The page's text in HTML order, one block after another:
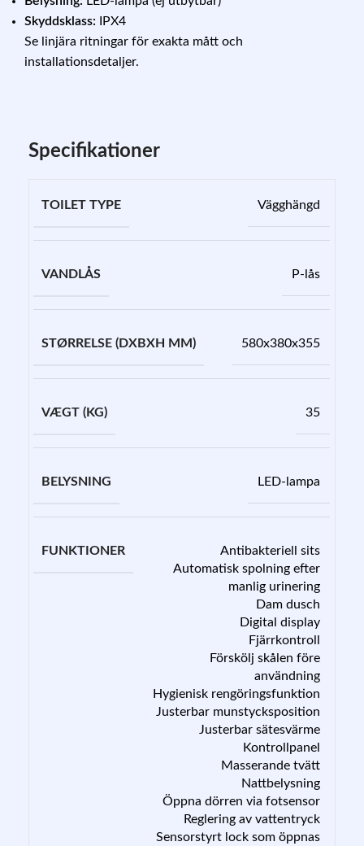
Skyddsklass: IPX4
Se linjära ritningar för exakta mått och
installationsdetaljer.
Specifikationer
TOILET TYPE Vägghängd
VANDLÅS P-lås
STØRRELSE (DXBXH MM) 580x380x355
VÆGT (KG) 35
BELYSNING LED-lampa
FUNKTIONER
Antibakteriell sits
Automatisk spolning efter
manlig urinering
Dam dusch
Digital display
Fjärrkontroll
Förskölj skålen före
användning
Hygienisk rengöringsfunktion
Justerbar munstycksposition
Justerbar sätesvärme
Kontrollpanel
Masserande tvätt
Nattbelysning
Öppna dörren via fotsensor
Reglering av vattentryck
Sensorstyrt lock som öppnas